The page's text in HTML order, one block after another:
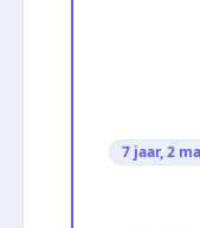
7 jaar, 2